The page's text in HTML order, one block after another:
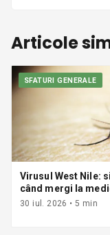
Articole
SFATURI GENERALE
Virusul West Nile:
când mergi la
30 iul. 2026 •5 min